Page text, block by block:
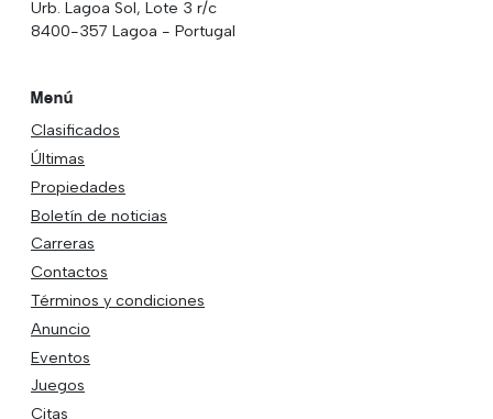
Urb. Lagoa Sol, Lote 3 r/c
8400-357 Lagoa - Portugal
Menú
Clasificados
Últimas
Propiedades
Boletín de noticias
Carreras
Contactos
Términos y condiciones
Anuncio
Eventos
Juegos
Citas